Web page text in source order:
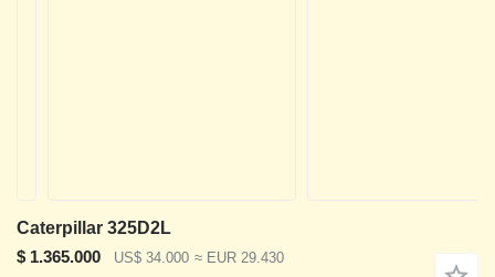
Caterpillar 325D2L
$ 1.365.000
US$ 34.000 ≈ EUR 29.430